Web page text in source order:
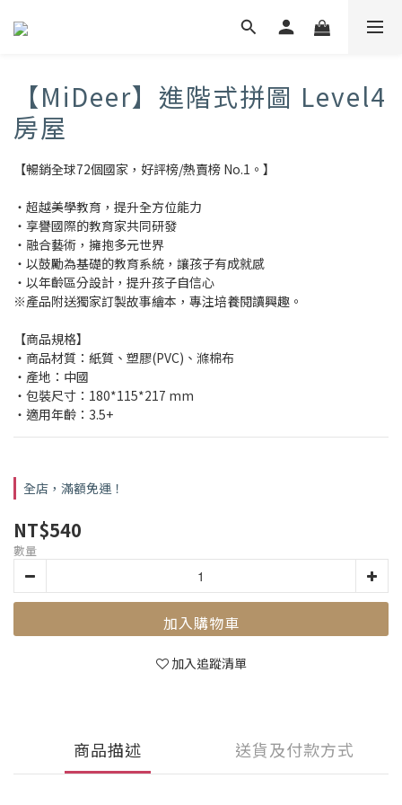
【MiDeer】進階式拼圖 Level4
房屋
【暢銷全球72個國家，好評榜/熱賣榜 No.1。】
・超越美學教育，提升全方位能力
・享譽國際的教育家共同研發
・融合藝術，擁抱多元世界
・以鼓勵為基礎的教育系統，讓孩子有成就感
・以年齡區分設計，提升孩子自信心
※產品附送獨家訂製故事繪本，專注培養閱讀興趣。
【商品規格】
・商品材質：紙質、塑膠(PVC)、滌棉布
・產地：中國
・包裝尺寸：180*115*217 mm
・適用年齡：3.5+
全店，滿額免運！
NT$540
數量
加入購物車
加入追蹤清單
商品描述 送貨及付款方式